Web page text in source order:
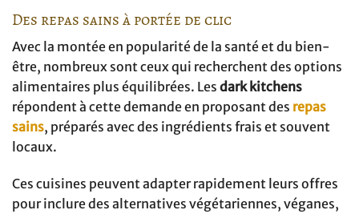
Des repas sains à portée de clic
Avec la montée en popularité de la santé et du bien-
être, nombreux sont ceux qui recherchent des options
alimentaires plus équilibrées. Les dark kitchens
répondent à cette demande en proposant des repas
sains, préparés avec des ingrédients frais et souvent
locaux.
Ces cuisines peuvent adapter rapidement leurs offres
pour inclure des alternatives végétariennes, véganes,